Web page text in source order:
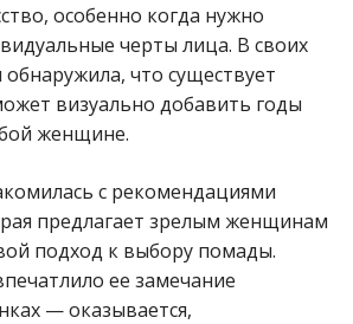
особенно когда нужно
черты лица. В своих
обнаружила, что существует
визуально добавить годы
женщине.
с рекомендациями
предлагает зрелым женщинам
подход к выбору помады.
ее замечание
— оказывается,